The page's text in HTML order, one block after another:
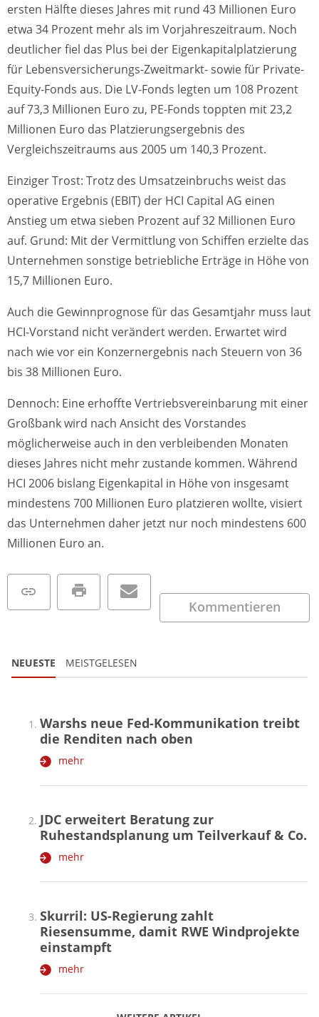
ersten Hälfte dieses Jahres mit rund 43 Millionen Euro
etwa 34 Prozent mehr als im Vorjahreszeitraum. Noch
deutlicher fiel das Plus bei der Eigenkapitalplatzierung
für Lebensversicherungs-Zweitmarkt- sowie für Private-
Equity-Fonds aus. Die LV-Fonds legten um 108 Prozent
auf 73,3 Millionen Euro zu, PE-Fonds toppten mit 23,2
Millionen Euro das Platzierungsergebnis des
Vergleichszeitraums aus 2005 um 140,3 Prozent.
Einziger Trost: Trotz des Umsatzeinbruchs weist das
operative Ergebnis (EBIT) der HCI Capital AG einen
Anstieg um etwa sieben Prozent auf 32 Millionen Euro
auf. Grund: Mit der Vermittlung von Schiffen erzielte das
Unternehmen sonstige betriebliche Erträge in Höhe von
15,7 Millionen Euro.
Auch die Gewinnprognose für das Gesamtjahr muss laut
HCI-Vorstand nicht verändert werden. Erwartet wird
nach wie vor ein Konzernergebnis nach Steuern von 36
bis 38 Millionen Euro.
Dennoch: Eine erhoffte Vertriebsvereinbarung mit einer
Großbank wird nach Ansicht des Vorstandes
möglicherweise auch in den verbleibenden Monaten
dieses Jahres nicht mehr zustande kommen. Während
HCI 2006 bislang Eigenkapital in Höhe von insgesamt
mindestens 700 Millionen Euro platzieren wollte, visiert
das Unternehmen daher jetzt nur noch mindestens 600
Millionen Euro an.
Kommentieren
NEUESTE MEISTGELESEN
Warshs neue Fed-Kommunikation treibt
die Renditen nach oben
mehr
JDC erweitert Beratung zur
Ruhestandsplanung um Teilverkauf & Co.
mehr
Skurril: US-Regierung zahlt
Riesensumme, damit RWE Windprojekte
einstampft
mehr